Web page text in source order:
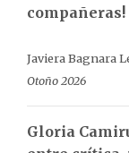
compañeras!
Javiera Bagnara
Otoño 2026
Gloria